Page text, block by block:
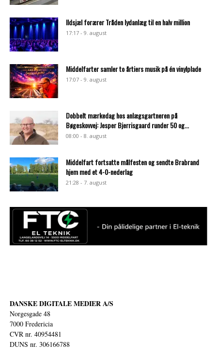
Ildsjæl forærer Tråden lydanlæg til en halv million
17:17 - 9. august
Middelfarter samler to årtiers musik på én vinylplade
17:07 - 9. august
Dobbelt mærkedag hos anlægsgartneren på
Bøgeskovvej: Jesper Bjerrisgaard runder 50 og...
08:00 - 8. august
Middelfart fortsatte målfesten og sendte Brabrand
hjem med et 4-0-nederlag
21:28 - 7. august
DANSKE DIGITALE MEDIER A/S
Norgesgade 48
7000 Fredericia
CVR nr. 40954481
DUNS nr. 306166788